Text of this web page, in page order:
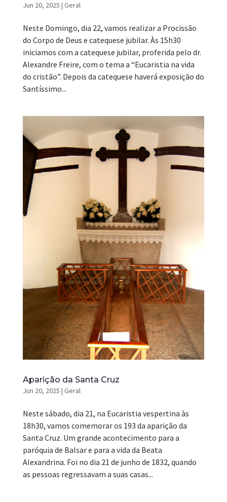
Jun 20, 2025 | Geral
Neste Domingo, dia 22, vamos realizar a Procissão
do Corpo de Deus e catequese jubilar. Às 15h30
iniciamos com a catequese jubilar, proferida pelo dr.
Alexandre Freire, com o tema a “Eucaristia na vida
do cristão”. Depois da catequese haverá exposição do
Santíssimo...
Aparição da Santa Cruz
Jun 20, 2025 | Geral
Neste sábado, dia 21, na Eucaristia vespertina às
18h30, vamos comemorar os 193 da aparição da
Santa Cruz. Um grande acontecimento para a
paróquia de Balsar e para a vida da Beata
Alexandrina. Foi no dia 21 de junho de 1832, quando
as pessoas regressavam a suas casas...